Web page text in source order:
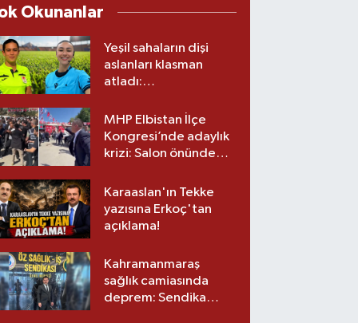
Okunanlar
Yeşil sahaların dişi
aslanları klasman
atladı:
üst lige iki transfer!
MHP Elbistan İlçe
Kongresi’nde adaylık
krizi: Salon önünde
Karaaslan'ın Tekke
yazısına Erkoç'tan
açıklama!
Kahramanmaraş
sağlık camiasında
deprem: Sendika